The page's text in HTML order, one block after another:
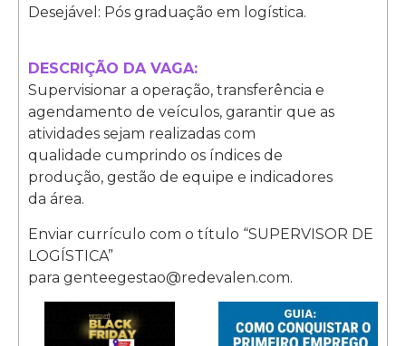
Desejável: Pós graduação em logística.
DESCRIÇÃO DA VAGA:
Supervisionar a operação, transferência e
agendamento de veículos, garantir que as
atividades sejam realizadas com
qualidade cumprindo os índices de
produção, gestão de equipe e indicadores
da área.
Enviar currículo com o título “SUPERVISOR DE
LOGÍSTICA”
para genteegestao@redevalen.com.